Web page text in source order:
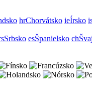
hrChorvátsko ieÍrsko
Srbsko esŠpanielsko ch